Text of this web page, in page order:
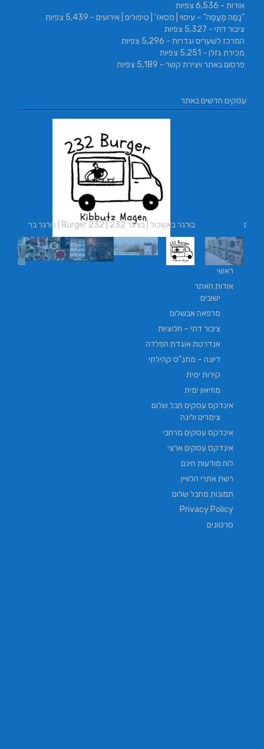
אודות - 6,536 צפיות
"נַסֵּה מְעַסֶּה" – עיסוי | מסאז' | טיפולים | אירועים - 5,439 צפיות
ציבור דתי - 5,327 צפיות
המרכז לשערים וגדרות - 5,296 צפיות
מכירת גזלן - 5,251 צפיות
פרסום באתר ויצירת קשר - 5,189 צפיות
עסקים חדשים באתר
בורגר באשכול | בורגר 232 | Burger 232 | בורגר בר
ראשי
אודות האתר
ישובים
מרפאה אבשלום
ציבור דתי – חלוציות
אנדרטת אוגדת הפלדה
דיונה – מתנ"ס קהילתי
קירות ימית
מוזיאון ימית
אינדקס עסקים חבל שלום
צימרים ולינה
אינדקס עסקים מרחבי
אינדקס עסקים ארצי
לוח מודעות חינם
רשת אתרי הלוויין
תמונות מחבל שלום
Privacy Policy
סרטונים